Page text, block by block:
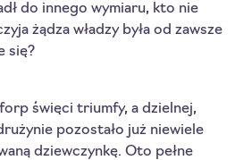
do innego wymiaru, kto nie
żądza władzy była od zawsze
się?
święci triumfy, a dzielnej,
pozostało już niewiele
dziewczynkę. Oto pełne